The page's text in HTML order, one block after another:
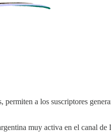
permiten a los suscriptores
muy activa en el canal